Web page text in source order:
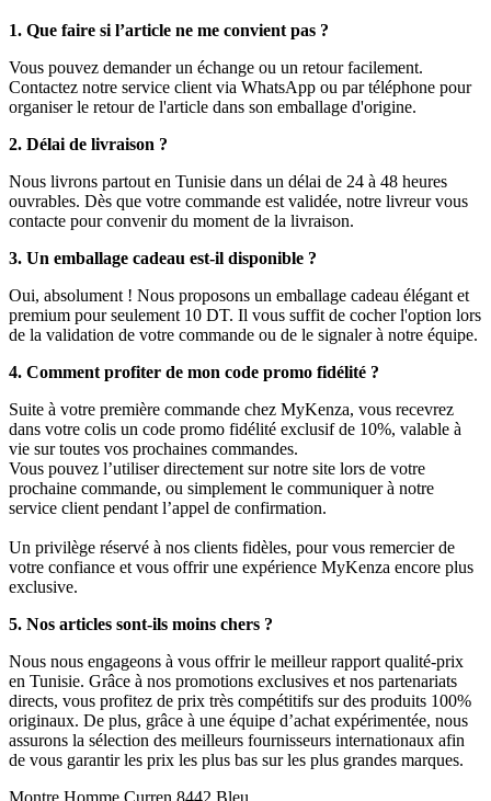
1. Que faire si l’article ne me convient pas ?
Vous pouvez demander un échange ou un retour facilement.
Contactez notre service client via WhatsApp ou par téléphone pour
organiser le retour de l'article dans son emballage d'origine.
2. Délai de livraison ?
Nous livrons partout en Tunisie dans un délai de 24 à 48 heures
ouvrables. Dès que votre commande est validée, notre livreur vous
contacte pour convenir du moment de la livraison.
3. Un emballage cadeau est-il disponible ?
Oui, absolument ! Nous proposons un emballage cadeau élégant et
premium pour seulement 10 DT. Il vous suffit de cocher l'option lors
de la validation de votre commande ou de le signaler à notre équipe.
4. Comment profiter de mon code promo fidélité ?
Suite à votre première commande chez MyKenza, vous recevrez
dans votre colis un code promo fidélité exclusif de 10%, valable à
vie sur toutes vos prochaines commandes.
Vous pouvez l’utiliser directement sur notre site lors de votre
prochaine commande, ou simplement le communiquer à notre
service client pendant l’appel de confirmation.
Un privilège réservé à nos clients fidèles, pour vous remercier de
votre confiance et vous offrir une expérience MyKenza encore plus
exclusive.
5. Nos articles sont-ils moins chers ?
Nous nous engageons à vous offrir le meilleur rapport qualité-prix
en Tunisie. Grâce à nos promotions exclusives et nos partenariats
directs, vous profitez de prix très compétitifs sur des produits 100%
originaux. De plus, grâce à une équipe d’achat expérimentée, nous
assurons la sélection des meilleurs fournisseurs internationaux afin
de vous garantir les prix les plus bas sur les plus grandes marques.
Montre Homme Curren 8442 Bleu